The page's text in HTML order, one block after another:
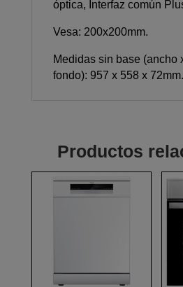
óptica, Interfaz común
Vesa: 200x200mm.
Medidas sin base (ancho
fondo): 957 x 558 x 72mm.
Productos